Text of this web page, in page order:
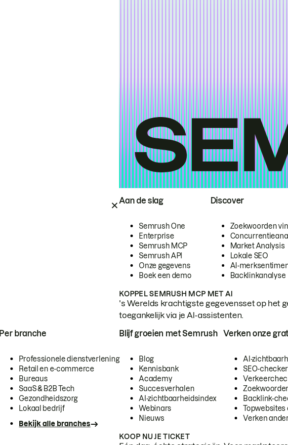
Aan de slag
Semrush One
Enterprise
Semrush MCP
Semrush API
Onze gegevens
Boek een demo
Discover
Zoekwoorden
Market Analysis
Lokale SEO
AI-
Backlinkanalyse
KOPPEL SEMRUSH MCP MET AI
's Werelds krachtigste gegevensset op het
toegankelijk via je AI-assistenten.
Per branche
Professionele dienstverlening
Retail en e-commerce
Bureaus
SaaS & B2B Tech
Gezondheidszorg
Lokaal bedrijf
Bekijk alle branches
Blijf groeien met Semrush
Blog
Kennisbank
Academy
Succesverhalen
AI-zichtbaarheidsindex
Webinars
Nieuws
Verken onze
AI-
SEO-checker
Backlink-
Topwebsites
Verken
KOOP NU JE TICKET